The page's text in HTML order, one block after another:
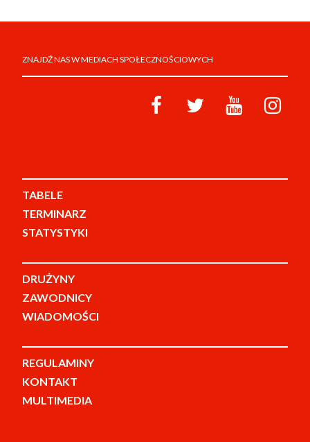
ZNAJDŹ NAS W MEDIACH SPOŁECZNOŚCIOWYCH
TABELE
TERMINARZ
STATYSTYKI
DRUŻYNY
ZAWODNICY
WIADOMOŚCI
REGULAMINY
KONTAKT
MULTIMEDIA